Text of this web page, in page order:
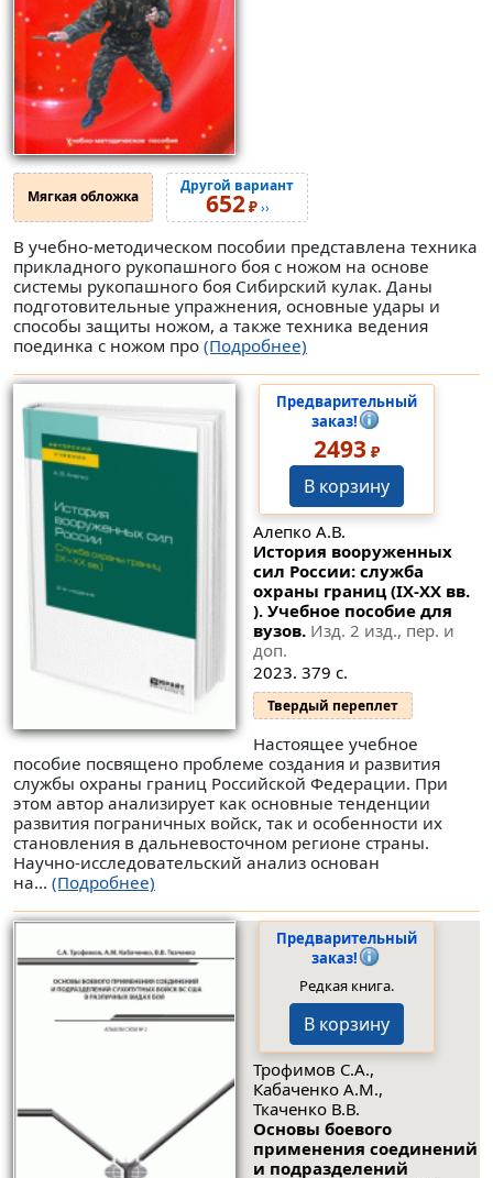
Мягкая обложка
Другой вариант
652₽››
В учебно-методическом пособии представлена техника
прикладного рукопашного боя с ножом на основе
системы рукопашного боя Сибирский кулак. Даны
подготовительные упражнения, основные удары и
способы защиты ножом, а также техника ведения
поединка с ножом про (Подробнее)
Предварительный
заказ!
2493₽
В корзину
Алепко А.В.
История вооруженных
сил России: служба
охраны границ (IX-XX вв.
). Учебное пособие для
вузов. Изд. 2 изд., пер. и
доп.
2023. 379 с.
Твердый переплет
Настоящее учебное
пособие посвящено проблеме создания и развития
службы охраны границ Российской Федерации. При
этом автор анализирует как основные тенденции
развития пограничных войск, так и особенности их
становления в дальневосточном регионе страны.
Научно-исследовательский анализ основан
на... (Подробнее)
Предварительный
заказ!
Редкая книга.
В корзину
Трофимов С.А.,
Кабаченко А.М.,
Ткаченко В.В.
Основы боевого
применения соединений
и подразделений